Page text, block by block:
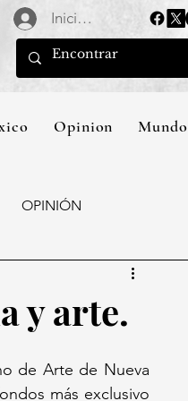
Iniciar sesión
Opinion Mundo
OPINIÓN
y arte.
de Arte de Nueva
más exclusivo